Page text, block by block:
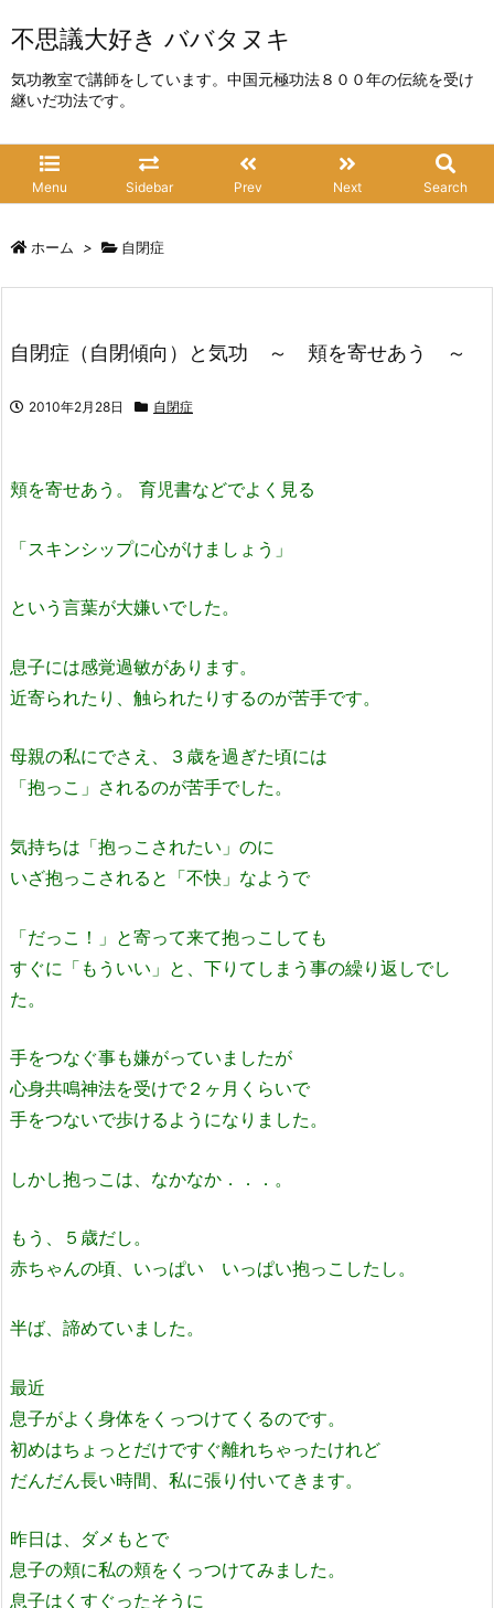
不思議大好き ババタヌキ
気功教室で講師をしています。中国元極功法８００年の伝統を受け
継いだ功法です。
Menu Sidebar Prev Next Search
ホーム > 自閉症
自閉症（自閉傾向）と気功 ～ 頬を寄せあう ～
2010年2月28日 自閉症
頬を寄せあう。 育児書などでよく見る
「スキンシップに心がけましょう」
という言葉が大嫌いでした。
息子には感覚過敏があります。
近寄られたり、触られたりするのが苦手です。
母親の私にでさえ、３歳を過ぎた頃には
「抱っこ」されるのが苦手でした。
気持ちは「抱っこされたい」のに
いざ抱っこされると「不快」なようで
「だっこ！」と寄って来て抱っこしても
すぐに「もういい」と、下りてしまう事の繰り返しでし
た。
手をつなぐ事も嫌がっていましたが
心身共鳴神法を受けで２ヶ月くらいで
手をつないで歩けるようになりました。
しかし抱っこは、なかなか．．．。
もう、５歳だし。
赤ちゃんの頃、いっぱい いっぱい抱っこしたし。
半ば、諦めていました。
最近
息子がよく身体をくっつけてくるのです。
初めはちょっとだけですぐ離れちゃったけれど
だんだん長い時間、私に張り付いてきます。
昨日は、ダメもとで
息子の頬に私の頬をくっつけてみました。
息子はくすぐったそうに